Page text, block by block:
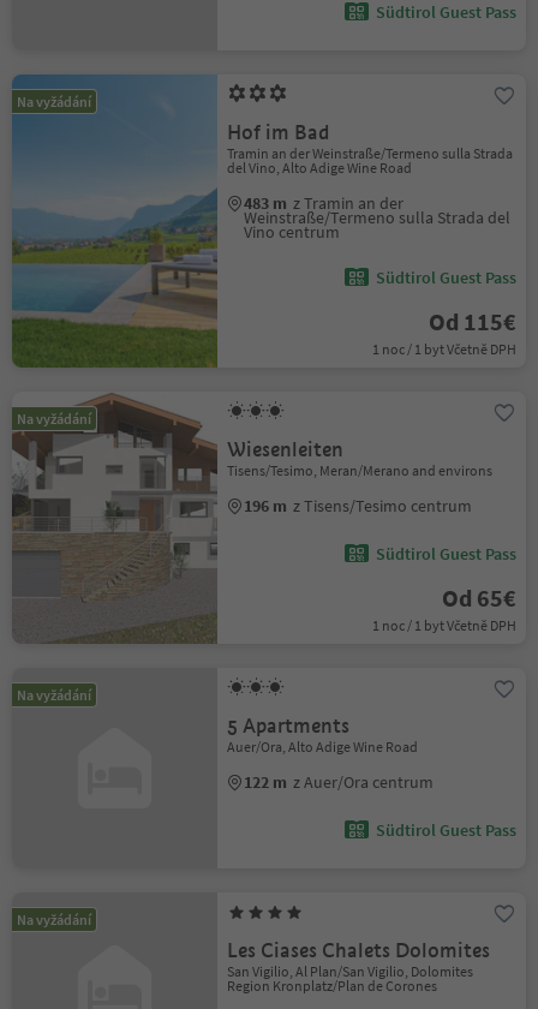
Südtirol Guest Pass
Na vyžádání
Hof im Bad
Tramin an der Weinstraße/Termeno sulla Strada
del Vino, Alto Adige Wine Road
483 m z Tramin an der
Weinstraße/Termeno sulla Strada del
Vino centrum
Südtirol Guest Pass
Od 115€
1 noc / 1 byt Včetně DPH
Na vyžádání
Wiesenleiten
Tisens/Tesimo, Meran/Merano and environs
196 m z Tisens/Tesimo centrum
Südtirol Guest Pass
Od 65€
1 noc / 1 byt Včetně DPH
Na vyžádání
5 Apartments
Auer/Ora, Alto Adige Wine Road
122 m z Auer/Ora centrum
Südtirol Guest Pass
Na vyžádání
Les Ciases Chalets Dolomites
San Vigilio, Al Plan/San Vigilio, Dolomites
Region Kronplatz/Plan de Corones